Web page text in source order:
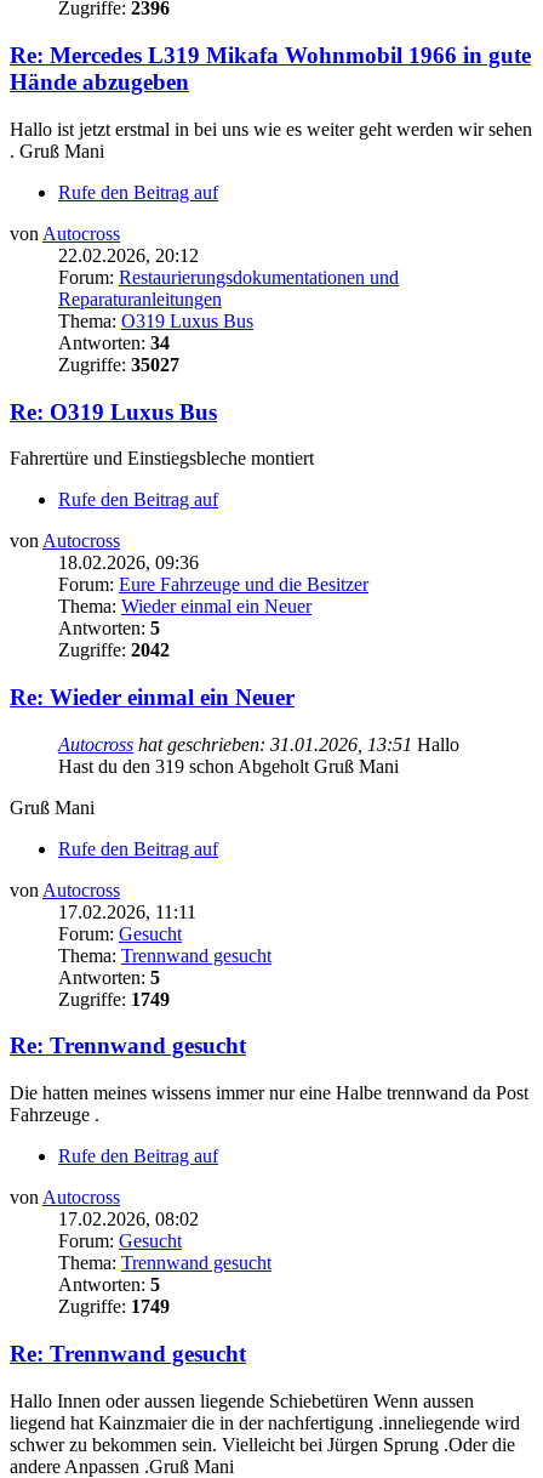
Zugriffe: 2396
Re: Mercedes L319 Mikafa Wohnmobil 1966 in gute
Hände abzugeben
Hallo ist jetzt erstmal in bei uns wie es weiter geht werden wir sehen
. Gruß Mani
Rufe den Beitrag auf
von Autocross
22.02.2026, 20:12
Forum: Restaurierungsdokumentationen und
Reparaturanleitungen
Thema: O319 Luxus Bus
Antworten: 34
Zugriffe: 35027
Re: O319 Luxus Bus
Fahrertüre und Einstiegsbleche montiert
Rufe den Beitrag auf
von Autocross
18.02.2026, 09:36
Forum: Eure Fahrzeuge und die Besitzer
Thema: Wieder einmal ein Neuer
Antworten: 5
Zugriffe: 2042
Re: Wieder einmal ein Neuer
Autocross hat geschrieben: 31.01.2026, 13:51 Hallo
Hast du den 319 schon Abgeholt Gruß Mani
Gruß Mani
Rufe den Beitrag auf
von Autocross
17.02.2026, 11:11
Forum: Gesucht
Thema: Trennwand gesucht
Antworten: 5
Zugriffe: 1749
Re: Trennwand gesucht
Die hatten meines wissens immer nur eine Halbe trennwand da Post
Fahrzeuge .
Rufe den Beitrag auf
von Autocross
17.02.2026, 08:02
Forum: Gesucht
Thema: Trennwand gesucht
Antworten: 5
Zugriffe: 1749
Re: Trennwand gesucht
Hallo Innen oder aussen liegende Schiebetüren Wenn aussen
liegend hat Kainzmaier die in der nachfertigung .inneliegende wird
schwer zu bekommen sein. Vielleicht bei Jürgen Sprung .Oder die
andere Anpassen .Gruß Mani